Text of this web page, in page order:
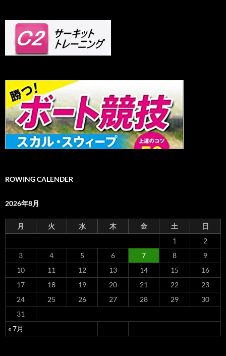
ROWING CALENDER
2026年8月
月 火 水 木 金 土 日
« 7月
1
2
3
4 5 6 7 8
9
10
11 12 13 14 15
16
17
18 19 20 21 22
23
24
25 26 27 28 29
30
31